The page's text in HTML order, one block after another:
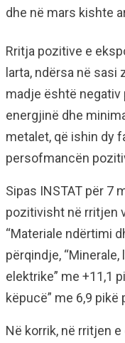
dhe në mars kishte
Rritja pozitive e
larta, ndërsa në
madje është negativ
energjinë dhe
metalet, që ishin dy
persofmancën
Sipas INSTAT për 7
pozitivisht në rritjen
“Materiale ndërtimi
përqindje,
elektrike” me +11,1
këpucë” me 6,9 pikë
Në korrik, në rritjen